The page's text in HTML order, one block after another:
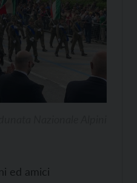
ed amici